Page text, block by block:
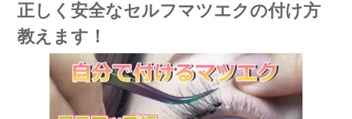
正しく安全なセルフマツエクの付け方
教えます！